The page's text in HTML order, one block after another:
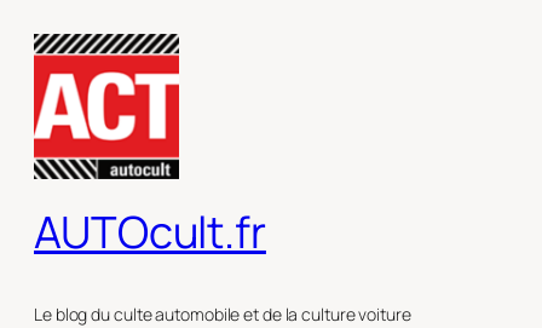
contenu
AUTOcult.fr
Le blog du culte automobile et de la culture voiture